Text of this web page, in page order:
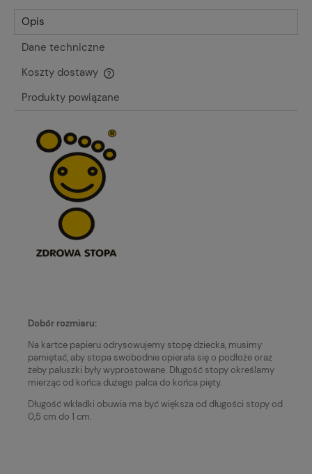
Opis
Dane techniczne
Koszty dostawy
Cena nie zawiera ewentualnych kosztów płatności
Produkty powiązane
Dobór rozmiaru:
Na kartce papieru odrysowujemy stopę dziecka, musimy
pamiętać, aby stopa swobodnie opierała się o podłoże oraz
żeby paluszki były wyprostowane. Długość stopy określamy
mierząc od końca dużego palca do końca pięty.
Długość wkładki obuwia ma być większa od długości stopy od
0,5 cm do 1 cm.